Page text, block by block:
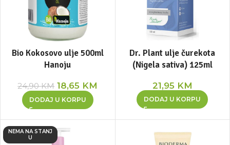
Bio Kokosovo ulje 500ml
Hanoju
24,90KM 18,65 KM
DODAJ U KORPU
Dr. Plant ulje čurekota
(Nigela sativa) 125ml
21,95 KM
DODAJ U KORPU
NEMA NA STANJ
U